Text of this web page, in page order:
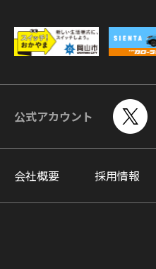
公式アカウント
会社概要 採用情報